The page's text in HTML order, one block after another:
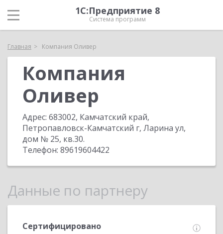
1С:Предприятие 8
Система программ
Главная Компания Оливер
Компания
Оливер
Адрес: 683002, Камчатский край,
Петропавловск-Камчатский г, Ларина ул,
дом № 25, кв.30.
Телефон: 89619604422
Данные по партнеру
Сертифицировано